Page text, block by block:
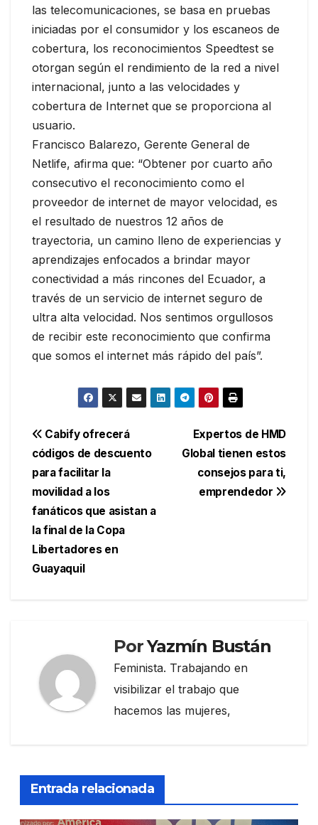
las telecomunicaciones, se basa en pruebas
iniciadas por el consumidor y los escaneos de
cobertura, los reconocimientos Speedtest se
otorgan según el rendimiento de la red a nivel
internacional, junto a las velocidades y
cobertura de Internet que se proporciona al
usuario.
Francisco Balarezo, Gerente General de
Netlife, afirma que: “Obtener por cuarto año
consecutivo el reconocimiento como el
proveedor de internet de mayor velocidad, es
el resultado de nuestros 12 años de
trayectoria, un camino lleno de experiencias y
aprendizajes enfocados a brindar mayor
conectividad a más rincones del Ecuador, a
través de un servicio de internet seguro de
ultra alta velocidad. Nos sentimos orgullosos
de recibir este reconocimiento que confirma
que somos el internet más rápido del país”.
Navegación
de
entradas
Expertos de HMD
Global tienen estos
consejos para ti,
emprendedor
Cabify ofrecerá
códigos de descuento
para facilitar la
movilidad a los
fanáticos que asistan a
la final de la Copa
Libertadores en
Guayaquil
PorYazmín Bustán
Feminista. Trabajando en
visibilizar el trabajo que
hacemos las mujeres,
Entrada relacionada